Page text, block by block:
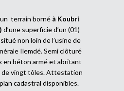
terrain borné à Koubri
d’une superficie d’un (01)
non loin de l’usine de
Ilemdé. Semi clôturé
en béton armé et abritant
de vingt tôles. Attestation
cadastral disponibles.